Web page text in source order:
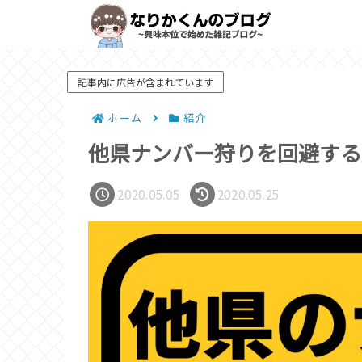
記事内に広告が含まれています
ホーム 紹介
他県ナンバー狩りを回避す
2020.05.05 2020.05.25